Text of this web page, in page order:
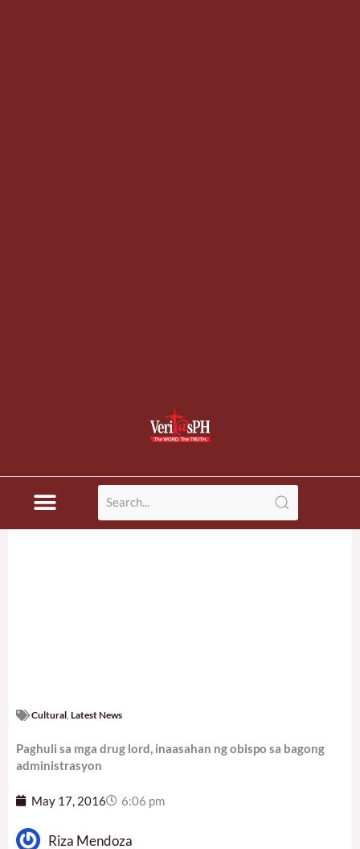
Cultural Latest News
Paghuli sa mga drug lord, inaasahan ng obispo sa bagong
administrasyon
May 17, 2016 6:06 pm
Riza Mendoza